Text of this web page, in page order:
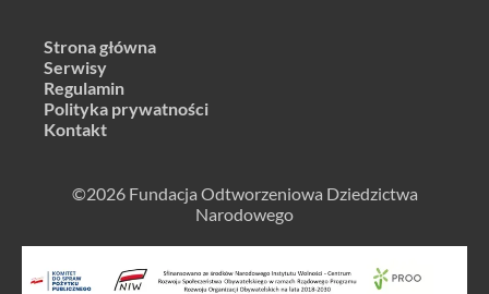
Strona główna
Serwisy
Regulamin
Polityka prywatności
Kontakt
©2026 Fundacja Odtworzeniowa Dziedzictwa
Narodowego